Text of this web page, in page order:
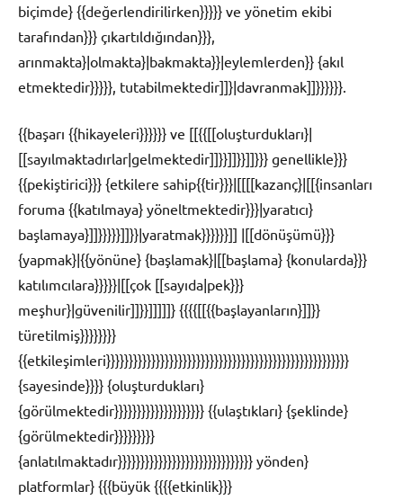
biçimde} {{değerlendirilirken}}}}} ve yönetim ekibi
tarafından}}} çıkartıldığından}}},
arınmakta}|olmakta}|bakmakta}}|eylemlerden}} {akıl
etmektedir}}}}}, tutabilmektedir]]}|davranmak]]}}}}}}.
{{başarı {{hikayeleri}}}}}} ve [[{{[[oluşturdukları}|
[[sayılmaktadırlar|gelmektedir]]}}]]}}]]}}} genellikle}}}
{{pekiştirici}}} {etkilere sahip{{tir}}}|[[[[kazanç}|[[{insanları
foruma {{katılmaya} yöneltmektedir}}}|yaratıcı}
başlamaya}]]}}}}}]]}}|yaratmak}}}}}}]] |[[dönüşümü}}}
{yapmak}|{{yönüne} {başlamak}|[[başlama} {konularda}}}
katılımcılara}}}}}|[[çok [[sayıda|pek}}}
meşhur}|güvenilir]]}}]]]]]} {{{{[[{{başlayanların}]]}}
türetilmiş}}}}}}}}
{{etkileşimleri}}}}}}}}}}}}}}}}}}}}}}}}}}}}}}}}}}}}}}}}}}}}}}}}}}}}}}
{sayesinde}}}} {oluşturdukları}
{görülmektedir}}}}}}}}}}}}}}}}}}}} {{ulaştıkları} {şeklinde}
{görülmektedir}}}}}}}}}
{anlatılmaktadır}}}}}}}}}}}}}}}}}}}}}}}}}}}}}} yönden}
platformlar} {{{büyük {{{{etkinlik}}}